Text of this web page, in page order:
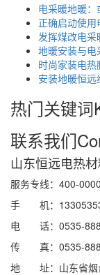
电采暖地暖
正确启动使
发挥煤改电采
地暖安装与电
时尚家装电
安装地暖恒远
热门关键词
联系我们
山东恒远电热
服务专线：400-
手 机：
电
话： 0535-
传
真： 0535-
地
址： 山东省